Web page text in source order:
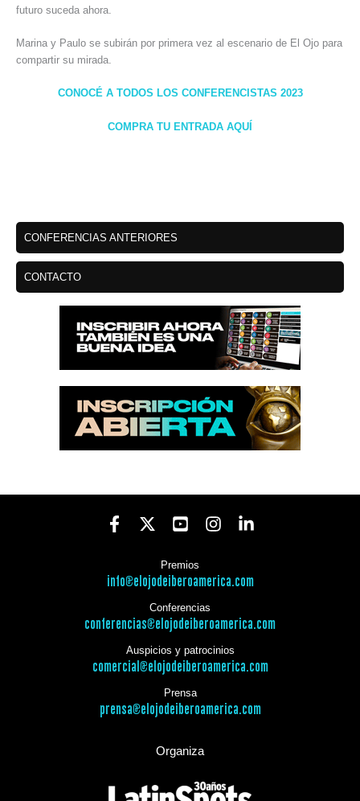
futuro suceda ahora.
Marina y Paulo se subirán por primera vez al escenario de El Ojo para
compartir su mirada.
CONOCÉ A TODOS LOS CONFERENCISTAS 2023
COMPRA TU ENTRADA AQUÍ
CONFERENCIAS ANTERIORES
CONTACTO
Premios
info@elojodeiberoamerica.com
Conferencias
conferencias@elojodeiberoamerica.com
Auspicios y patrocinios
comercial@elojodeiberoamerica.com
Prensa
prensa@elojodeiberoamerica.com
Organiza